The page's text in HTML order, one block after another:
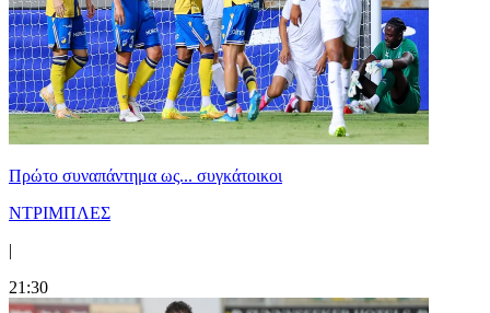
Πρώτο συναπάντημα ως... συγκάτοικοι
ΝΤΡΙΜΠΛΕΣ
|
21:30